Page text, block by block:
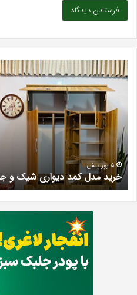
خرید
مدل
دیواری
شیک
جادار
از
«کمد
پازلی»
5 روز پیش
خرید مدل کمد دیواری شیک و